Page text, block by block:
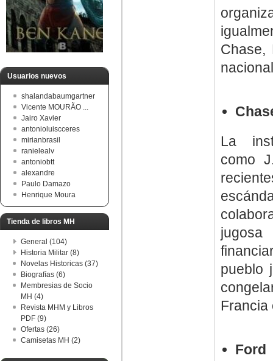
Usuarios nuevos
shalandabaumgartner
Vicente MOURÃO ...
Jairo Xavier
antonioluiscceres
mirianbrasil
ranielealv
antoniobtt
alexandre
Paulo Damazo
Henrique Moura
Tienda de libros MH
General (104)
Historia Militar (8)
Novelas Historicas (37)
Biografías (6)
Membresias de Socio
MH (4)
Revista MHM y Libros
PDF (9)
Ofertas (26)
Camisetas MH (2)
Chase,
La
como
pueblo
Francia
Ford